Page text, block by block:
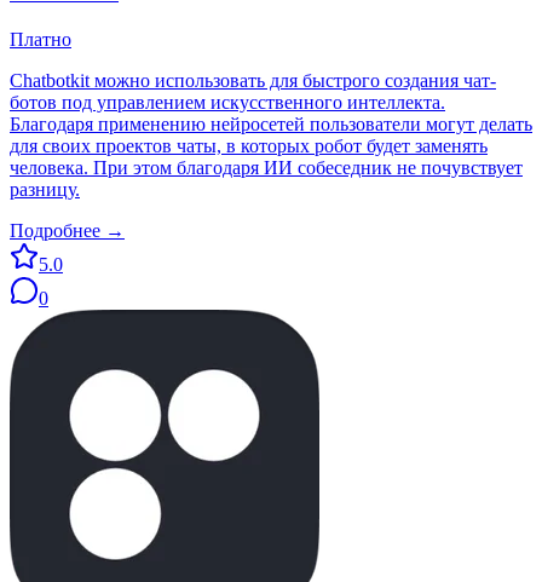
Платно
Chatbotkit можно использовать для быстрого создания чат-
ботов под управлением искусственного интеллекта.
Благодаря применению нейросетей пользователи могут делать
для своих проектов чаты, в которых робот будет заменять
человека. При этом благодаря ИИ собеседник не почувствует
разницу.
Подробнее →
5.0
0